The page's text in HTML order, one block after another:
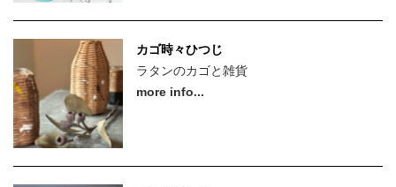
Vol.3
Vol.2
カゴ時々ひつじ
ラタンのカゴと雑貨
more info...